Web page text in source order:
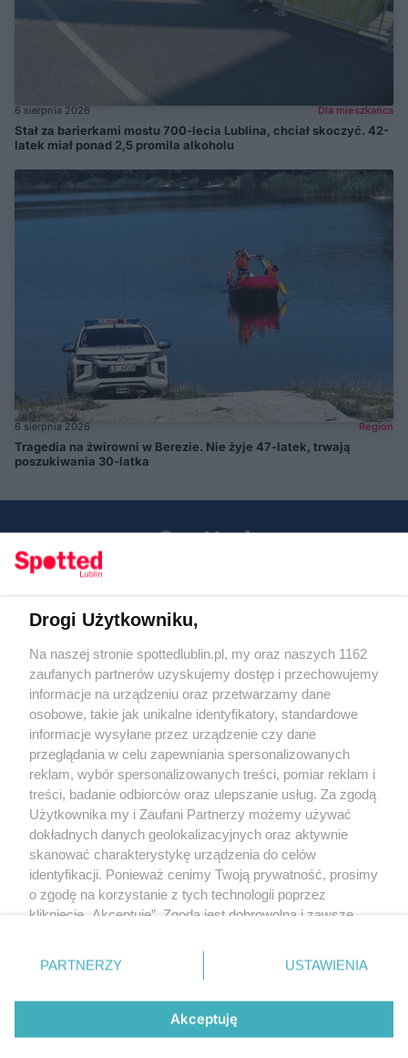
6 sierpnia 2026 Dla mieszkańca
Stał za barierkami mostu 700-lecia Lublina, chciał skoczyć. 42-
latek miał ponad 2,5 promila alkoholu
6 sierpnia 2026 Region
Tragedia na żwirowni w Berezie. Nie żyje 47-latek, trwają
poszukiwania 30-latka
KATEGORIE
OGŁOSZENIA
WYDARZENIA
NA SKRÓTY
Regulamin
Polityka prywatności
RODO
Warunki korzystania z treści
Drogi Użytkowniku,
Na naszej stronie spottedlublin.pl, my oraz naszych 1162
zaufanych partnerów uzyskujemy dostęp i przechowujemy
informacje na urządzeniu oraz przetwarzamy dane
osobowe, takie jak unikalne identyfikatory, standardowe
informacje wysyłane przez urządzenie czy dane
przeglądania w celu zapewniania spersonalizowanych
reklam, wybór spersonalizowanych treści, pomiar reklam i
treści, badanie odbiorców oraz ulepszanie usług. Za zgodą
Użytkownika my i Zaufani Partnerzy możemy używać
dokładnych danych geolokalizacyjnych oraz aktywnie
skanować charakterystykę urządzenia do celów
identyfikacji. Ponieważ cenimy Twoją prywatność, prosimy
o zgodę na korzystanie z tych technologii poprzez
kliknięcie „Akceptuję”. Zgoda jest dobrowolna i zawsze
prywatności znajdujący się w lewym dolnym rogu strony
. Niektóre rodzaje przetwarzania danych nie wymagają
zgody użytkownika, ale masz prawo sprzeciwić się
takiemu przetwarzaniu. Preferencje będą miały
zastosowania tylko na tej witrynie.
PARTNERZY USTAWIENIA
Akceptuję